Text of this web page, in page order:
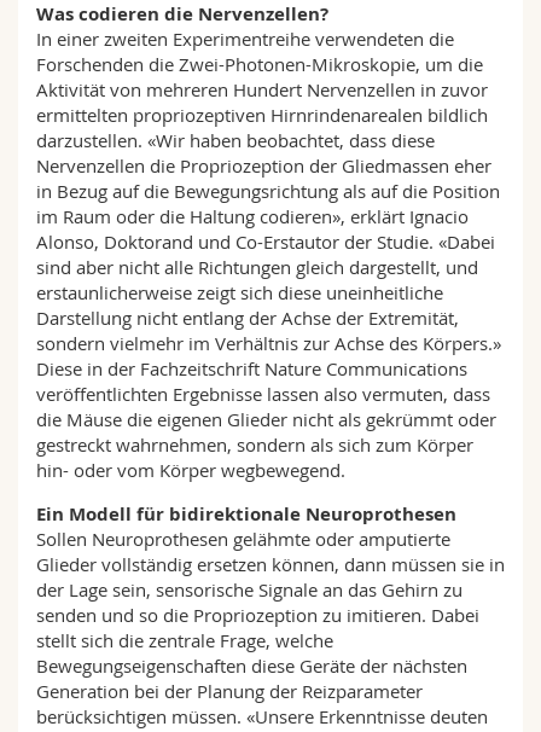
Was codieren die Nervenzellen?
In einer zweiten Experimentreihe verwendeten die
Forschenden die Zwei-Photonen-Mikroskopie, um die
Aktivität von mehreren Hundert Nervenzellen in zuvor
ermittelten propriozeptiven Hirnrindenarealen bildlich
darzustellen. «Wir haben beobachtet, dass diese
Nervenzellen die Propriozeption der Gliedmassen eher
in Bezug auf die Bewegungsrichtung als auf die Position
im Raum oder die Haltung codieren», erklärt Ignacio
Alonso, Doktorand und Co-Erstautor der Studie. «Dabei
sind aber nicht alle Richtungen gleich dargestellt, und
erstaunlicherweise zeigt sich diese uneinheitliche
Darstellung nicht entlang der Achse der Extremität,
sondern vielmehr im Verhältnis zur Achse des Körpers.»
Diese in der Fachzeitschrift Nature Communications
veröffentlichten Ergebnisse lassen also vermuten, dass
die Mäuse die eigenen Glieder nicht als gekrümmt oder
gestreckt wahrnehmen, sondern als sich zum Körper
hin- oder vom Körper wegbewegend.
Ein Modell für bidirektionale Neuroprothesen
Sollen Neuroprothesen gelähmte oder amputierte
Glieder vollständig ersetzen können, dann müssen sie in
der Lage sein, sensorische Signale an das Gehirn zu
senden und so die Propriozeption zu imitieren. Dabei
stellt sich die zentrale Frage, welche
Bewegungseigenschaften diese Geräte der nächsten
Generation bei der Planung der Reizparameter
berücksichtigen müssen. «Unsere Erkenntnisse deuten